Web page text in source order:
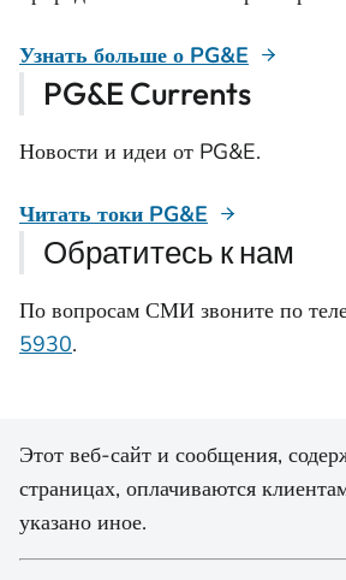
Узнать больше о PG&E
PG&E Currents
Новости и идеи от PG&E.
Читать токи PG&E
Обратитесь к нам
По вопросам СМИ звоните по
5930.
Этот веб-сайт и сообщения,
страницах, оплачиваются
указано иное.